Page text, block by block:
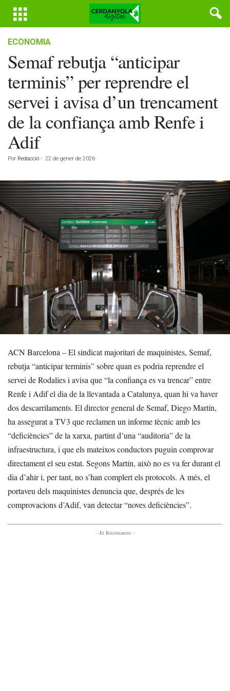
ECONOMIA
Semaf rebutja “anticipar
terminis” per reprendre el
servei i avisa d’un trencament
de la confiança amb Renfe i
Adif
Por Redacció - 22 de gener de 2026
ACN Barcelona – El sindicat majoritari de maquinistes, Semaf,
rebutja “anticipar terminis” sobre quan es podria reprendre el
servei de Rodalies i avisa que “la confiança es va trencar” entre
Renfe i Adif el dia de la llevantada a Catalunya, quan hi va haver
dos descarrilaments. El director general de Semaf, Diego Martín,
ha assegurat a TV3 que reclamen un informe tècnic amb les
“deficiències” de la xarxa, partint d’una “auditoria” de la
infraestructura, i que els mateixos conductors puguin comprovar
directament el seu estat. Segons Martín, això no es va fer durant el
dia d’ahir i, per tant, no s’han complert els protocols. A més, el
portaveu dels maquinistes denuncia que, després de les
comprovacions d’Adif, van detectar “noves deficiències”.
- Et Recomanem -